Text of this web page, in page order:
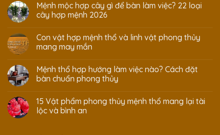
Mệnh mộc hợp cây gì để bàn làm việc? 22 loại
cây hợp mệnh 2026
Con vật hợp mệnh thổ và linh vật phong thủy
mang may mắn
Mệnh thổ hợp hướng làm việc nào? Cách đặt
bàn chuẩn phong thủy
15 Vật phẩm phong thủy mệnh thổ mang lại tài
lộc và bình an